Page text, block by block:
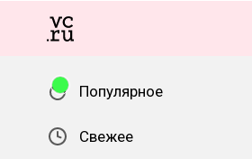
Популярное
Свежее